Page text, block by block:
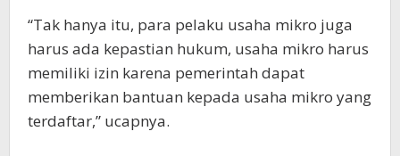
“Tak hanya itu, para pelaku usaha mikro juga
harus ada kepastian hukum, usaha mikro harus
memiliki izin karena pemerintah dapat
memberikan bantuan kepada usaha mikro yang
terdaftar,” ucapnya.